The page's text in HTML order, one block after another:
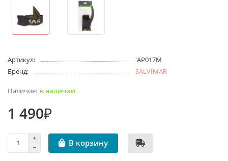
Артикул:
'AP017M
Бренд:
SALVIMAR
в наличии
1 490₽
В корзину